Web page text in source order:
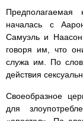
Предполагаемая
началась с
Самуэль и
говоря им, что
служа им. По
действия
Своеобразное
для